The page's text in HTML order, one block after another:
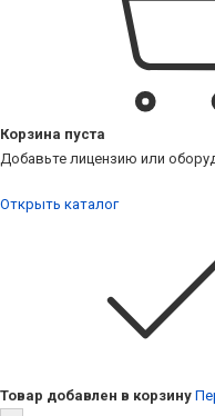
Корзина пуста
Добавьте лицензию или
Открыть каталог
Товар добавлен в корзину